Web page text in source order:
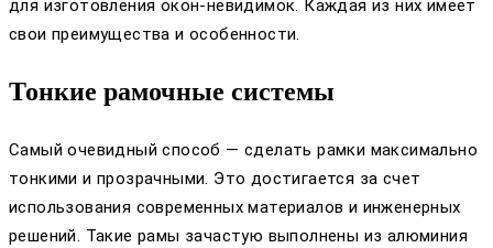
для изготовления окон-невидимок. Каждая из них имеет
свои преимущества и особенности.
Тонкие рамочные системы
Самый очевидный способ — сделать рамки максимально
тонкими и прозрачными. Это достигается за счет
использования современных материалов и инженерных
решений. Такие рамы зачастую выполнены из алюминия